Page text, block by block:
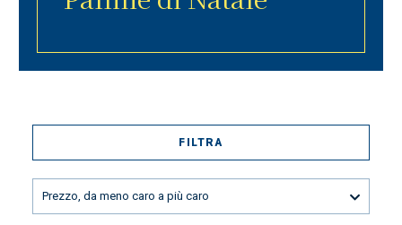
FILTRA
Prezzo, da meno caro a più caro